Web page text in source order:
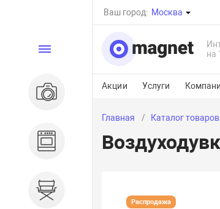
Ваш город: Москва
на
Акции Услуги
Каталог
Электроника
Бытовая техника
Главная Каталог товаров
Распродажа